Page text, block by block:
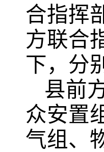
合指挥
方联合
下，分
县前
众安置
气组、